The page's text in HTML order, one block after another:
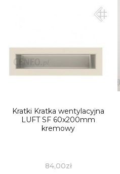
Kratki Kratka wentylacyjna
LUFT SF 60x200mm
kremowy
84,00zł